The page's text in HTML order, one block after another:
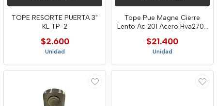
TOPE RESORTE PUERTA 3"
KL TP-2
$2.600
Unidad
Tope Pue Magne Cierre
Lento Ac 201 Acero Hva270-
$21.400
Unidad